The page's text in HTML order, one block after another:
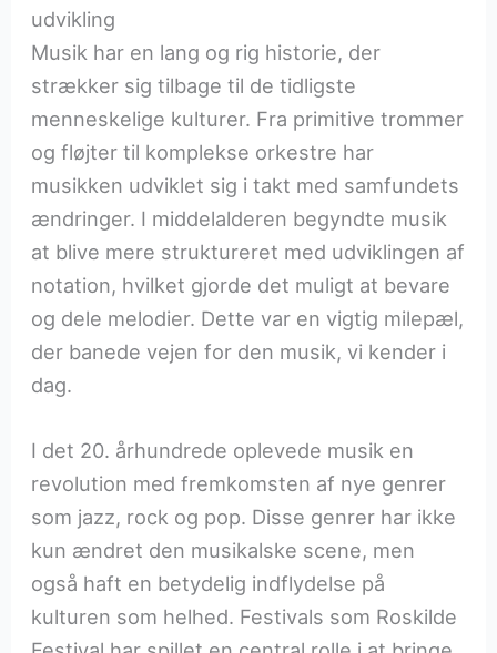
udvikling
Musik har en lang og rig historie, der
strækker sig tilbage til de tidligste
menneskelige kulturer. Fra primitive trommer
og fløjter til komplekse orkestre har
musikken udviklet sig i takt med samfundets
ændringer. I middelalderen begyndte musik
at blive mere struktureret med udviklingen af
notation, hvilket gjorde det muligt at bevare
og dele melodier. Dette var en vigtig milepæl,
der banede vejen for den musik, vi kender i
dag.
I det 20. århundrede oplevede musik en
revolution med fremkomsten af nye genrer
som jazz, rock og pop. Disse genrer har ikke
kun ændret den musikalske scene, men
også haft en betydelig indflydelse på
kulturen som helhed. Festivals som Roskilde